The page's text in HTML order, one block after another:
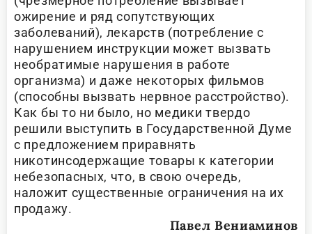
ожирение и ряд сопутствующих
заболеваний), лекарств (потребление с
нарушением инструкции может вызвать
необратимые нарушения в работе
организма) и даже некоторых фильмов
(способны вызвать нервное расстройство).
Как бы то ни было, но медики твердо
решили выступить в Государственной Думе
с предложением приравнять
никотинсодержащие товары к категории
небезопасных, что, в свою очередь,
наложит существенные ограничения на их
продажу.
Павел Вениаминов